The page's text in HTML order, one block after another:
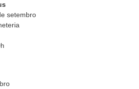
setembro